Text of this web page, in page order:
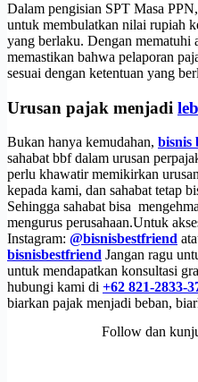
Dalam pengisian SPT Masa
untuk membulatkan nilai rupiah
yang berlaku. Dengan mematuhi
memastikan bahwa pelaporan
sesuai dengan ketentuan yang
Urusan pajak menjadi
Bukan hanya kemudahan, bisnis
sahabat bbf dalam urusan
perlu khawatir memikirkan
kepada kami, dan sahabat tetap
Sehingga sahabat bisa
mengurus perusahaan.Untuk
Instagram: @bisnisbestfriend
bisnisbestfriend Jangan ragu
untuk mendapatkan konsultasi
hubungi kami di +62 821-2833-
biarkan pajak menjadi beban,
Follow dan